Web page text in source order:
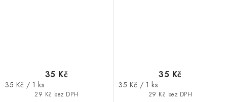
29 Kč bez DPH
35 Kč
Měrná
35 Kč / 1 ks
29 Kč bez DPH
35 Kč
Měrná
35 Kč / 1 ks